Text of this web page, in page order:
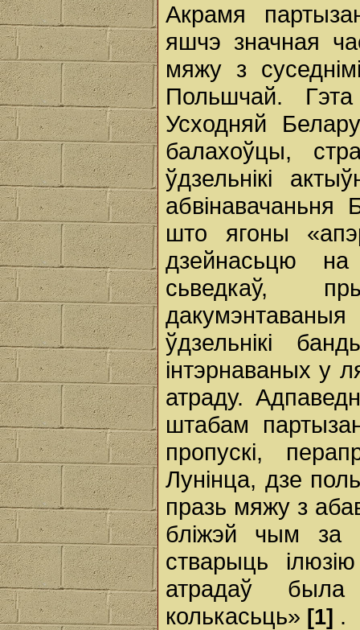
Акрамя
яшчэ значная
мяжу з
Польшчай.
Усходняй
балахоўцы,
ўдзельнікі
абвінавачаньня
што ягоны
дзейнасьцю на
сьведкаў,
ўдзельнікі
інтэрнаваных у
атраду.
штабам
пропускі,
Лунінца, дзе
празь мяжу з
бліжэй чым за
стварыць
атрадаў была
колькасьць» [1] .